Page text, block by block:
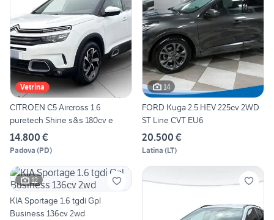
Vetrina
CITROEN C5 Aircross 1.6
puretech Shine s&s 180cv e
14.800 €
Padova (PD)
14
FORD Kuga 2.5 HEV 225cv 2WD
ST Line CVT EU6
20.500 €
Latina (LT)
12
KIA Sportage 1.6 tgdi Gpl
Business 136cv 2wd